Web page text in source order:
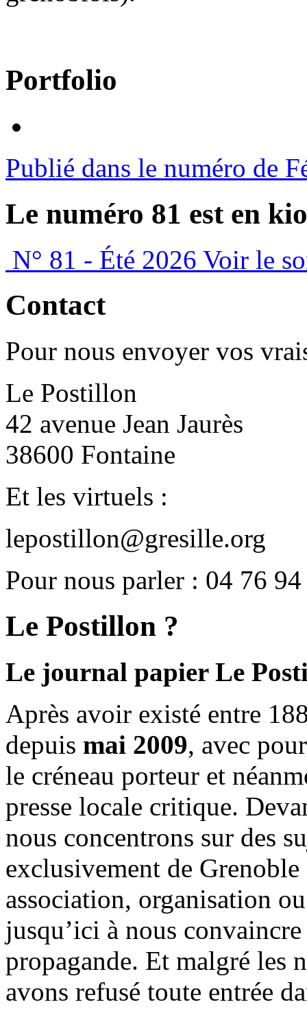
Portfolio
Publié dans le numéro de
Le numéro 81 est en
N° 81 - Été 2026 Voir le
Contact
Pour nous envoyer vos
Le Postillon
42 avenue Jean Jaurès
38600 Fontaine
Et les virtuels :
lepostillon@gresille.org
Pour nous parler : 04 76
Le Postillon ?
Le journal papier Le
Après avoir existé entre
depuis mai 2009, avec
le créneau porteur et
presse locale critique.
nous concentrons sur des
exclusivement de
association, organisation
jusqu’ici à nous
propagande. Et malgré les
avons refusé toute entrée